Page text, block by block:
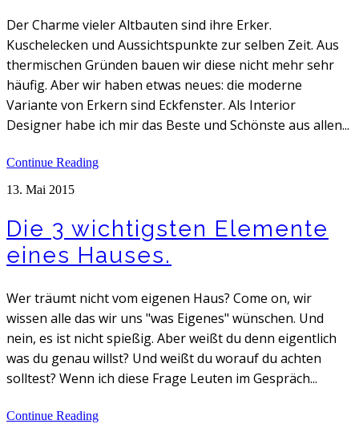
Der Charme vieler Altbauten sind ihre Erker.
Kuschelecken und Aussichtspunkte zur selben Zeit. Aus
thermischen Gründen bauen wir diese nicht mehr sehr
häufig. Aber wir haben etwas neues: die moderne
Variante von Erkern sind Eckfenster. Als Interior
Designer habe ich mir das Beste und Schönste aus allen...
Continue Reading
13. Mai 2015
Die 3 wichtigsten Elemente
eines Hauses.
Wer träumt nicht vom eigenen Haus? Come on, wir
wissen alle das wir uns "was Eigenes" wünschen. Und
nein, es ist nicht spießig. Aber weißt du denn eigentlich
was du genau willst? Und weißt du worauf du achten
solltest? Wenn ich diese Frage Leuten im Gespräch...
Continue Reading